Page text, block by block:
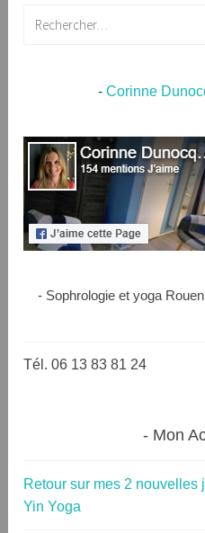
- Corinne
- Sophrologie et yoga
Tél. 06 13 83 81 24
Mon
Retour sur mes 2 nouvelles
Yin Yoga